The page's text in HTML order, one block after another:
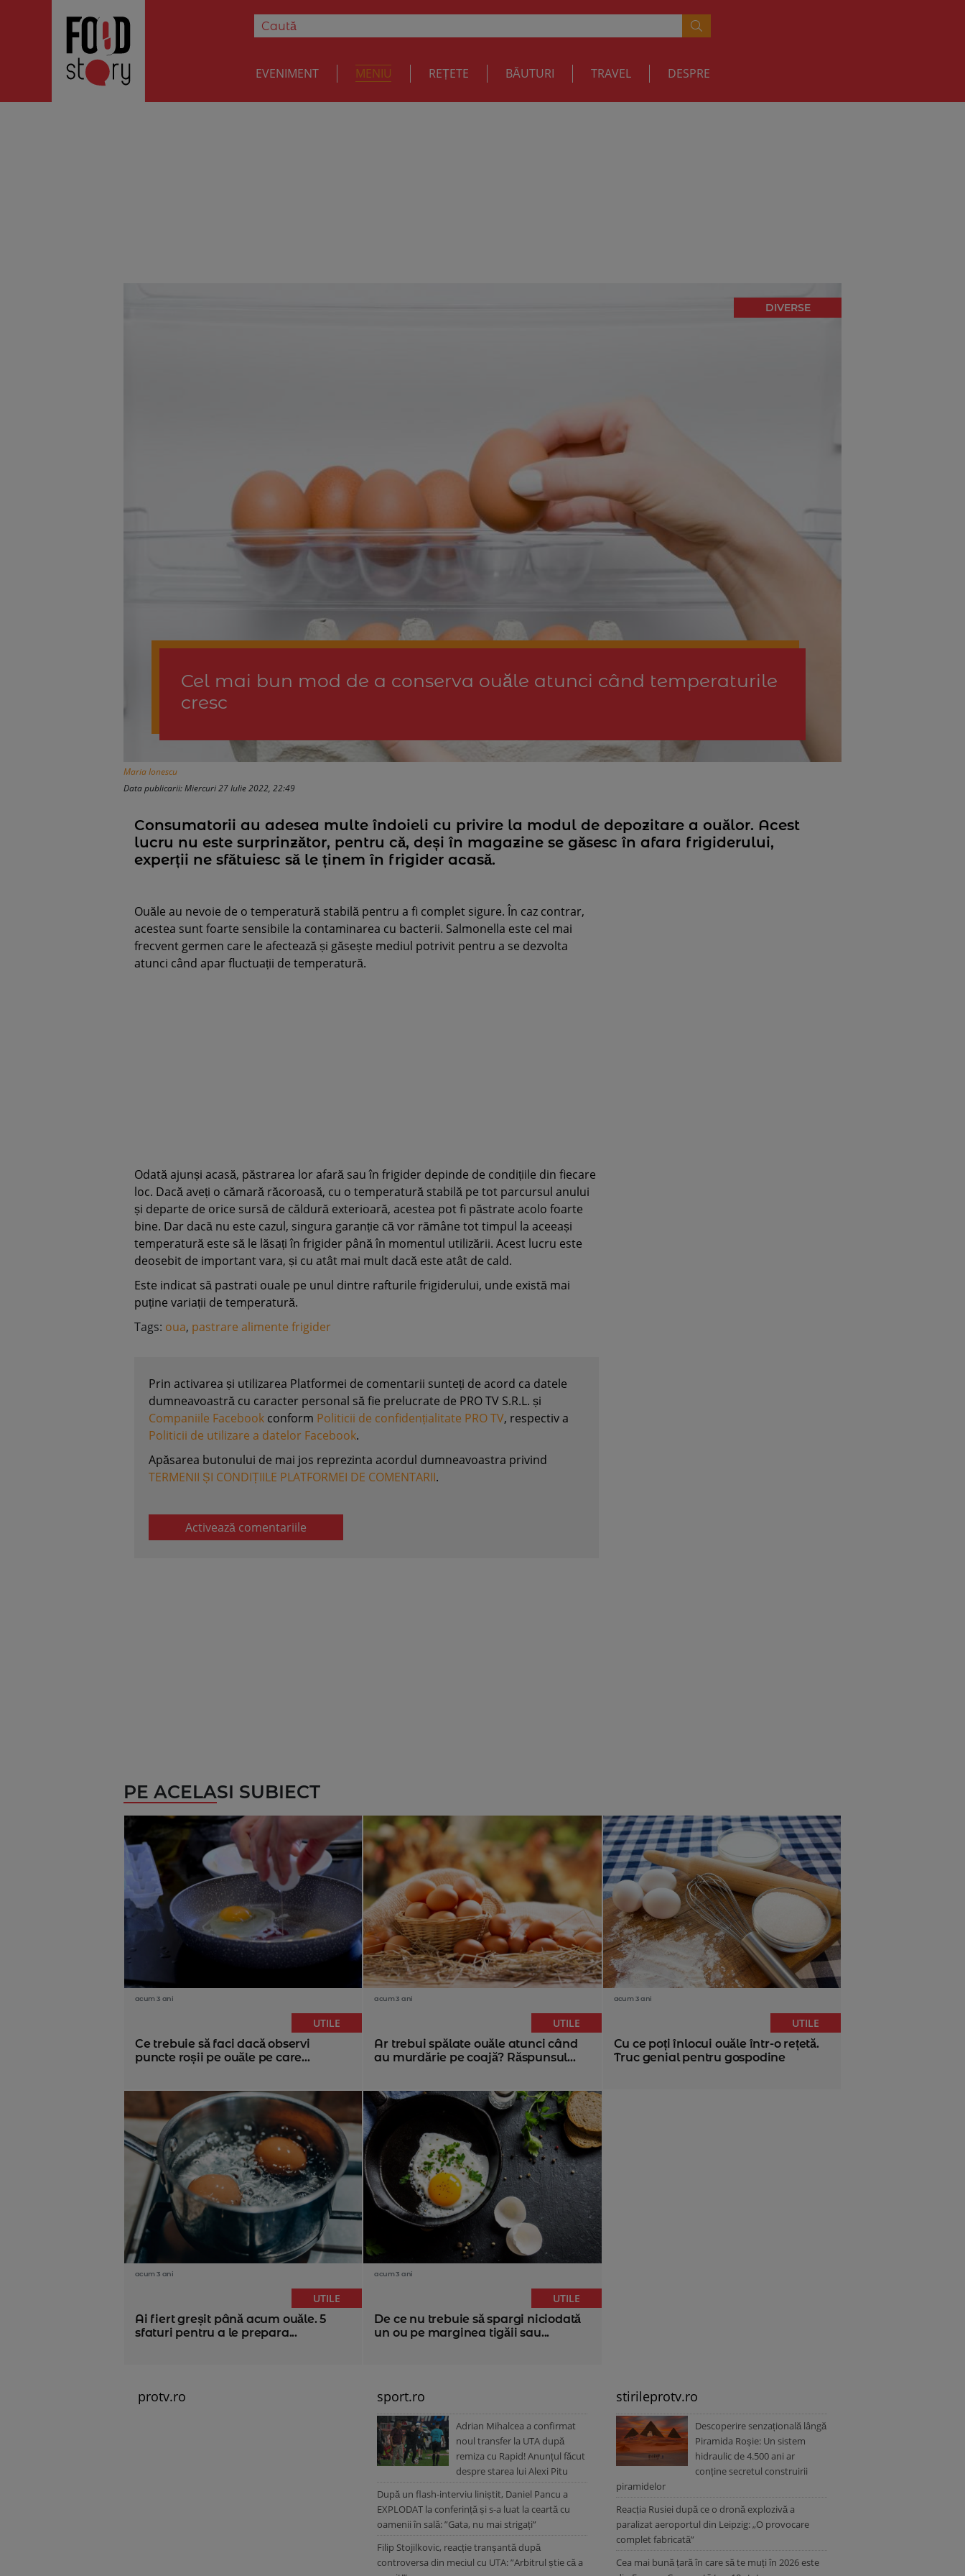
EVENIMENT MENIU REȚETE BĂUTURI TRAVEL DESPRE
DIVERSE
Cel mai bun mod de a conserva ouăle atunci când temperaturile
cresc
Maria Ionescu
Data publicarii: Miercuri 27 Iulie 2022, 22:49
Consumatorii au adesea multe îndoieli cu privire la modul de depozitare a ouălor. Acest
lucru nu este surprinzător, pentru că, deși în magazine se găsesc în afara frigiderului,
experții ne sfătuiesc să le ținem în frigider acasă.
Ouăle au nevoie de o temperatură stabilă pentru a fi complet sigure. În caz contrar,
acestea sunt foarte sensibile la contaminarea cu bacterii. Salmonella este cel mai
frecvent germen care le afectează și găsește mediul potrivit pentru a se dezvolta
atunci când apar fluctuații de temperatură.
Odată ajunși acasă, păstrarea lor afară sau în frigider depinde de condițiile din fiecare
loc. Dacă aveți o cămară răcoroasă, cu o temperatură stabilă pe tot parcursul anului
și departe de orice sursă de căldură exterioară, acestea pot fi păstrate acolo foarte
bine. Dar dacă nu este cazul, singura garanție că vor rămâne tot timpul la aceeași
temperatură este să le lăsați în frigider până în momentul utilizării. Acest lucru este
deosebit de important vara, și cu atât mai mult dacă este atât de cald.
Este indicat să pastrati ouale pe unul dintre rafturile frigiderului, unde există mai
puține variații de temperatură.
Tags: oua, pastrare alimente frigider
Prin activarea și utilizarea Platformei de comentarii sunteți de acord ca datele
dumneavoastră cu caracter personal să fie prelucrate de PRO TV S.R.L. și
Companiile Facebook conform Politicii de confidențialitate PRO TV, respectiv a
Politicii de utilizare a datelor Facebook.
Apăsarea butonului de mai jos reprezinta acordul dumneavoastra privind
TERMENII ȘI CONDIȚIILE PLATFORMEI DE COMENTARII.
Activează comentariile
PE ACELASI SUBIECT
acum 3 ani
UTILE
Ce trebuie să faci dacă observi
puncte roșii pe ouăle pe care...
acum 3 ani
UTILE
Ar trebui spălate ouăle atunci când
au murdărie pe coajă? Răspunsul...
acum 3 ani
UTILE
Cu ce poți înlocui ouăle într-o rețetă.
Truc genial pentru gospodine
acum 3 ani
UTILE
Ai fiert greșit până acum ouăle. 5
sfaturi pentru a le prepara...
acum 3 ani
UTILE
De ce nu trebuie să spargi niciodată
un ou pe marginea tigăii sau...
protv.ro sport.ro
Adrian Mihalcea a confirmat
noul transfer la UTA după
remiza cu Rapid! Anunțul făcut
despre starea lui Alexi Pitu
După un flash-interviu liniștit, Daniel Pancu a
EXPLODAT la conferință și s-a luat la ceartă cu
oamenii în sală: ”Gata, nu mai strigați”
Filip Stojilkovic, reacție tranșantă după
controversa din meciul cu UTA: ”Arbitrul știe că a
stirileprotv.ro
Descoperire senzațională lângă
Piramida Roșie: Un sistem
hidraulic de 4.500 ani ar
conține secretul construirii
piramidelor
Reacția Rusiei după ce o dronă explozivă a
paralizat aeroportul din Leipzig: „O provocare
complet fabricată”
Cea mai bună țară în care să te muți în 2026 este